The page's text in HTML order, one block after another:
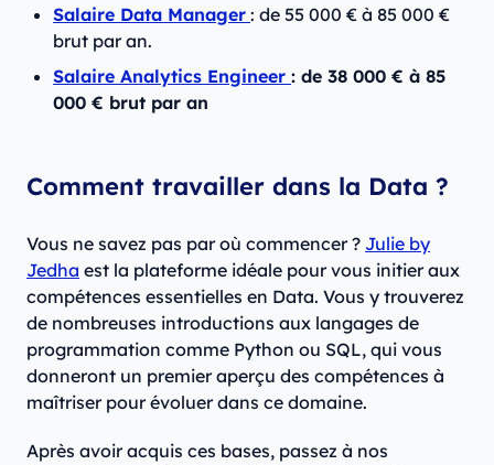
Salaire Data Manager : de 55 000 € à 85 000 €
brut par an.
Salaire Analytics Engineer : de 38 000 € à 85
000 € brut par an
Comment travailler dans la Data ?
Vous ne savez pas par où commencer ? Julie by
Jedha est la plateforme idéale pour vous initier aux
compétences essentielles en Data. Vous y trouverez
de nombreuses introductions aux langages de
programmation comme Python ou SQL, qui vous
donneront un premier aperçu des compétences à
maîtriser pour évoluer dans ce domaine.
Après avoir acquis ces bases, passez à nos